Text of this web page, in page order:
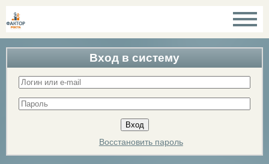
Вход в систему
Восстановить пароль